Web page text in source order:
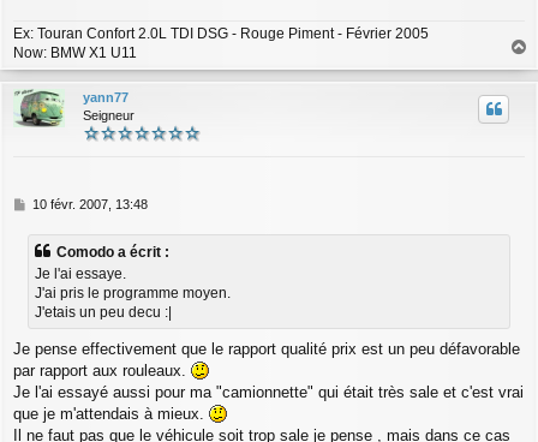
Ex: Touran Confort 2.0L TDI DSG - Rouge Piment - Février 2005
Now: BMW X1 U11
a
u
yann77
Seigneur
M
s
10 févr. 2007, 13:48
Comodo a écrit :
Je l'ai essaye.
J'ai pris le programme moyen.
J'etais un peu decu :|
Je pense effectivement que le rapport qualité prix est un peu défavorable
par rapport aux rouleaux.
Je l'ai essayé aussi pour ma "camionnette" qui était très sale et c'est vrai
que je m'attendais à mieux.
Il ne faut pas que le véhicule soit trop sale je pense , mais dans ce cas